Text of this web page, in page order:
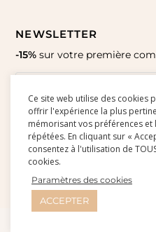
NEWSLETTER
-15% sur votre première
© Amour Paper 2015-2026 l
Ce site web utilise des cookies
offrir l'expérience la plus
mémorisant vos préférences et
répétées. En cliquant sur «
consentez à l'utilisation de
cookies.
Paramètres des cookies
ACCEPTER